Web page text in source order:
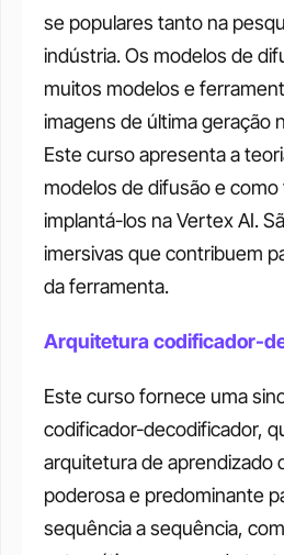
se populares tanto na
indústria. Os modelos de
muitos modelos e
imagens de última geração
Este curso apresenta a
modelos de difusão e
implantá-los na Vertex AI.
imersivas que contribuem
da ferramenta.
Arquitetura codificador-
Este curso fornece uma
codificador-decodificador,
arquitetura de aprendizado
poderosa e predominante
sequência a sequência,